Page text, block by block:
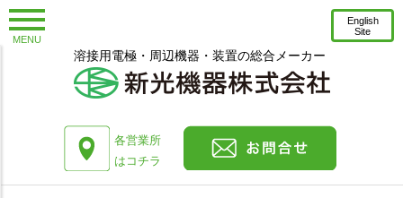
溶接用電極・周辺機器・装置の総合メーカー
English
Site
各営業所
はコチラ
MENU
お知らせ
コラム
プレスリリース
会社情報